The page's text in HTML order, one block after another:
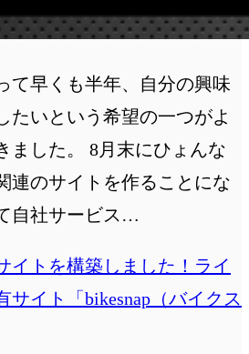
て早くも半年、自分の興味
たいという希望の一つがよ
ました。 8月末にひょんな
連のサイトを作ることにな
自社サービス…
イトを構築しました！ライ
サイト「bikesnap（バイクス